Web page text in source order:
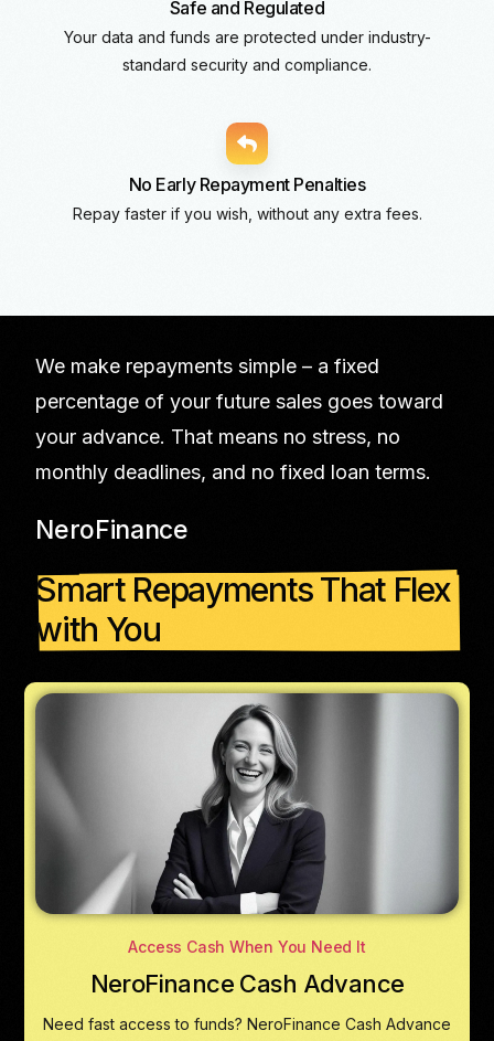
Safe and Regulated
Your data and funds are protected under industry-
standard security and compliance.
No Early Repayment Penalties
Repay faster if you wish, without any extra fees.
We make repayments simple – a fixed
percentage of your future sales goes toward
your advance. That means no stress, no
monthly deadlines, and no fixed loan terms.
NeroFinance
Smart Repayments That Flex
with You
Access Cash When You Need It
NeroFinance Cash Advance
Need fast access to funds? NeroFinance Cash Advance